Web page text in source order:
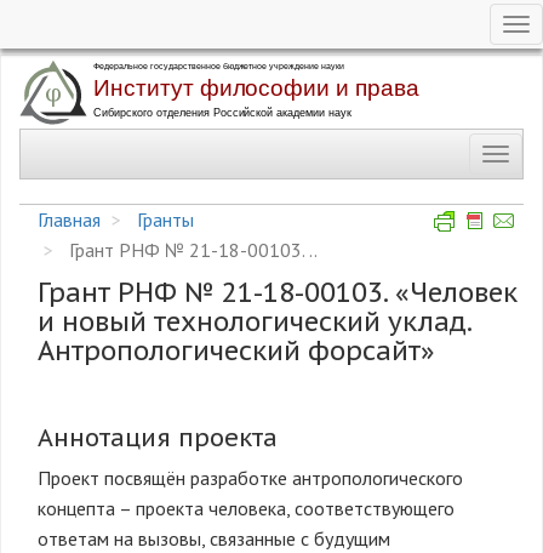
Перейти
основному
Главная
Гранты
Грант РНФ № 21-18-00103. ..
Грант РНФ № 21-18-00103. «Человек
и новый технологический уклад.
Антропологический форсайт»
Аннотация проекта
Проект посвящён разработке антропологического
концепта – проекта человека, соответствующего
ответам на вызовы, связанные с будущим